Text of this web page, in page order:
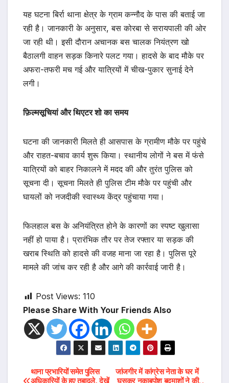
यह घटना बिर्रा थाना क्षेत्र के ग्राम कन्नौद के पास की बताई जा
रही है। जानकारी के अनुसार, बस कोरबा से सरायपाली की ओर
जा रही थी। इसी दौरान अचानक बस चालक नियंत्रण खो
बैठालगी वाहन सड़क किनारे पलट गया। हादसे के बाद मौके पर
अफरा-तफरी मच गई और यात्रियों में चीख-पुकार सुनाई देने
लगी।
फ़िल्मसूचियां और थिएटर शो का समय
घटना की जानकारी मिलते ही आसपास के ग्रामीण मौके पर पहुंचे
और राहत-बचाव कार्य शुरू किया। स्थानीय लोगों ने बस में फंसे
यात्रियों को बाहर निकालने में मदद की और तुरंत पुलिस को
सूचना दी। सूचना मिलते ही पुलिस टीम मौके पर पहुंची और
घायलों को नजदीकी स्वास्थ्य केंद्र पहुंचाया गया।
फिलहाल बस के अनियंत्रित होने के कारणों का स्पष्ट खुलासा
नहीं हो पाया है। प्रारंभिक तौर पर तेज रफ्तार या सड़क की
खराब स्थिति को हादसे की वजह माना जा रहा है। पुलिस पूरे
मामले की जांच कर रही है और आगे की कार्रवाई जारी है।
Post Views: 110
Please Share With Your Friends Also
Post
जांजगीर में कांग्रेस नेता के घर में
घुसकर नकाबपोश बदमाशों ने की
थाना प्रभारियों समेत पुलिस
अधिकारियों के हुए तबादले, देखें